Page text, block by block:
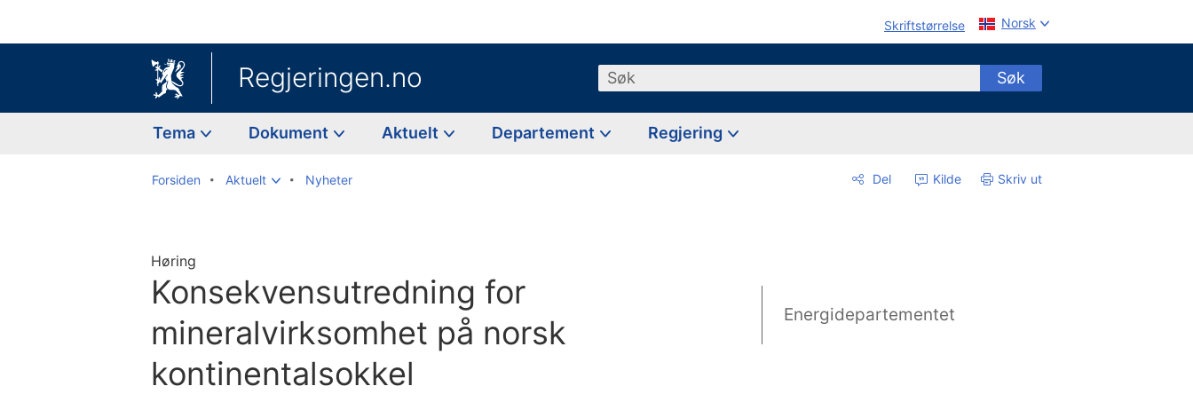
Skriftstørrelse Norsk
Regjeringen.no Søk Søk
Tema Dokument Aktuelt Departement Regjering
Forsiden Aktuelt Nyheter Del Kilde Skriv ut
Høring
Konsekvensutredning for
mineralvirksomhet på norsk
kontinentalsokkel
Energidepartementet